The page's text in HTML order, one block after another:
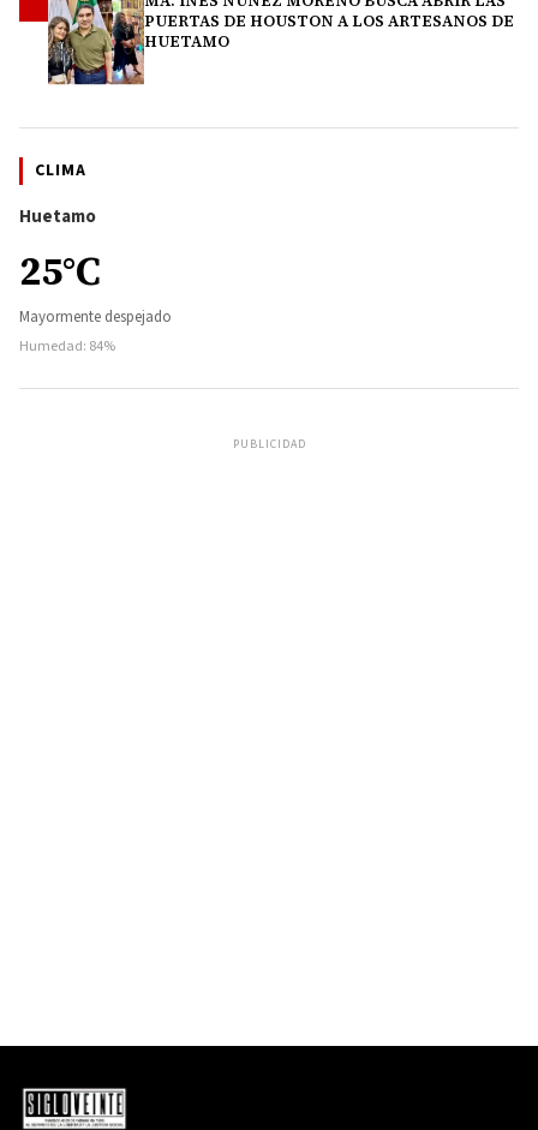
PUERTAS DE HOUSTON A LOS ARTESANOS DE
HUETAMO
CLIMA
Huetamo
25°C
Mayormente despejado
Humedad: 84%
PUBLICIDAD